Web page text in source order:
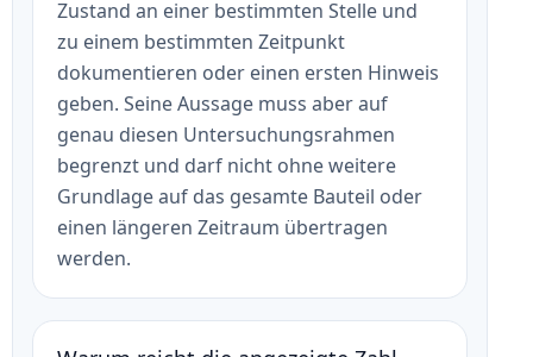
Zustand an einer bestimmten Stelle und
zu einem bestimmten Zeitpunkt
dokumentieren oder einen ersten Hinweis
geben. Seine Aussage muss aber auf
genau diesen Untersuchungsrahmen
begrenzt und darf nicht ohne weitere
Grundlage auf das gesamte Bauteil oder
einen längeren Zeitraum übertragen
werden.